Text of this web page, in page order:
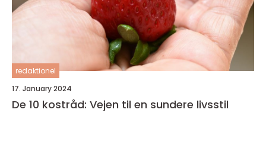
redaktionel
17. January 2024
De 10 kostråd: Vejen til en sundere livsstil